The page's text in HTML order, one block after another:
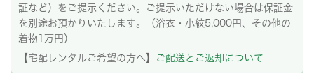
証など）をご提示ください。ご提示いただけない場合は保証金
を別途お預かりいたします。（浴衣・小紋5,000円、その他の
着物1万円）
【宅配レンタルご希望の方へ】
ご配送とご返却について